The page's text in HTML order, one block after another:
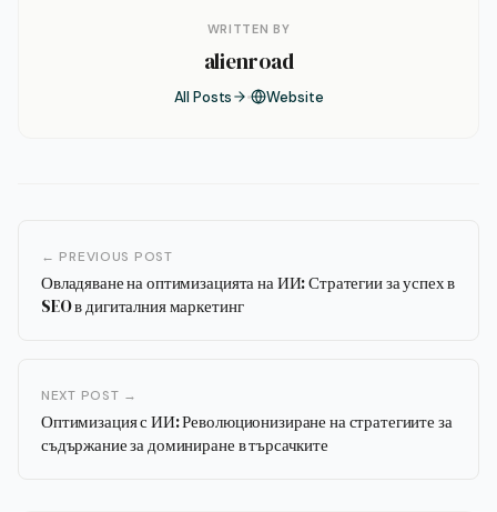
WRITTEN BY
alienroad
All Posts Website
← PREVIOUS POST
Овладяване на оптимизацията на ИИ: Стратегии за успех в
SEO в дигиталния маркетинг
NEXT POST →
Оптимизация с ИИ: Революционизиране на стратегиите за
съдържание за доминиране в търсачките